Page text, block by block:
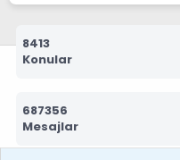
8413
Konular
687356
Mesajlar